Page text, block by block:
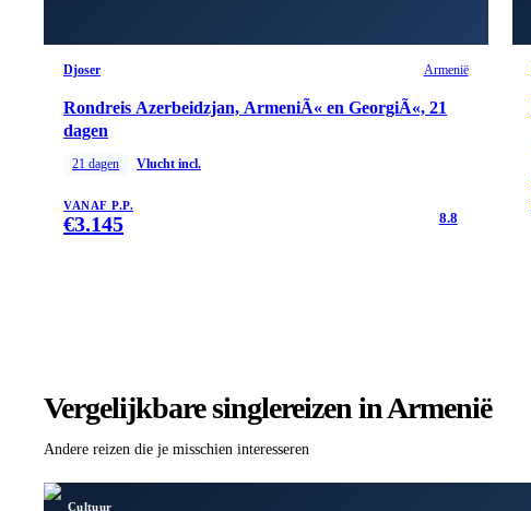
Djoser Armenië
Rondreis Azerbeidzjan, ArmeniÃ« en GeorgiÃ«, 21
dagen
21 dagen Vlucht incl.
VANAF P.P.
€3.145 8.8
Vergelijkbare singlereizen in Armenië
Andere reizen die je misschien interesseren
Cultuur